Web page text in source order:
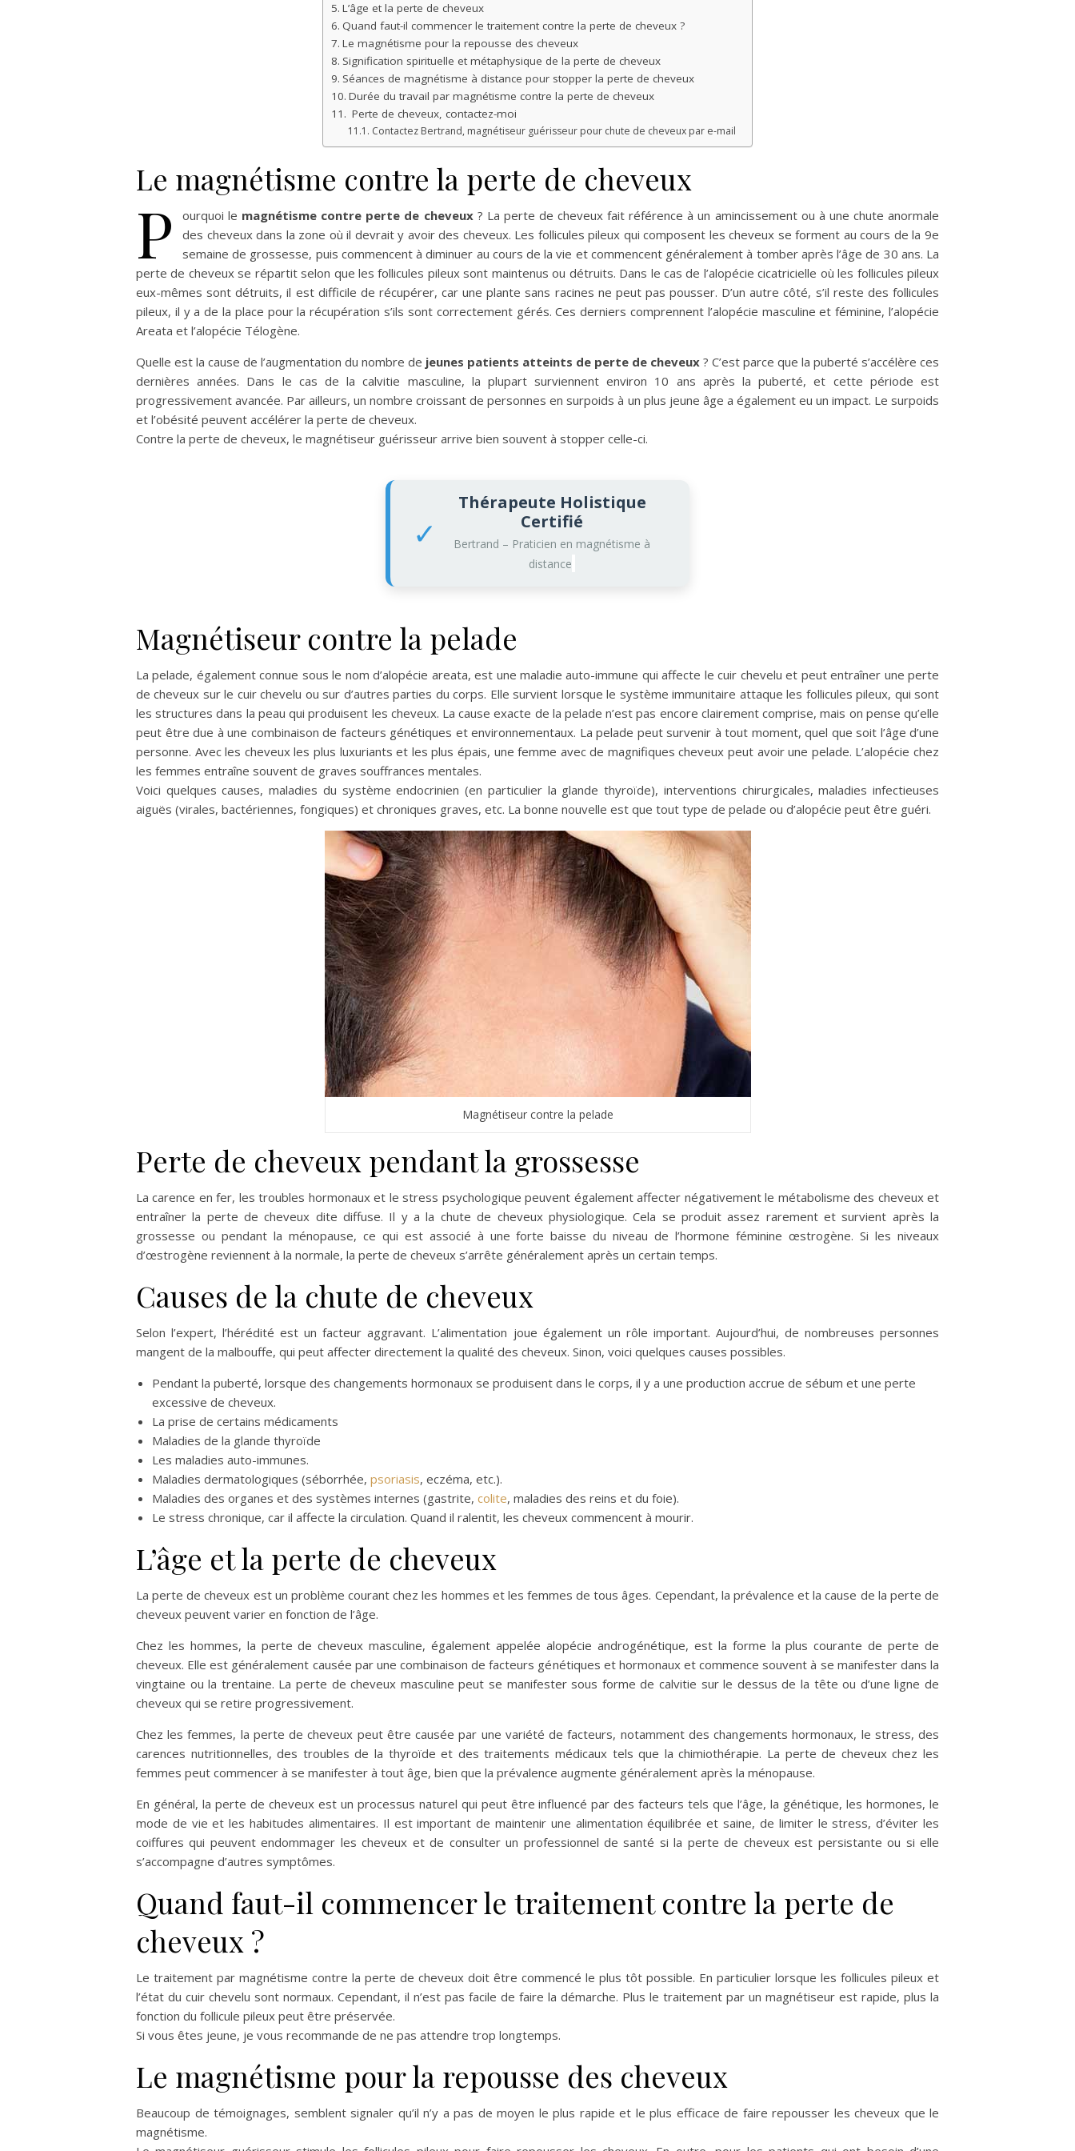
L’âge et la perte de cheveux
Quand faut-il commencer le traitement contre la perte de cheveux ?
Le magnétisme pour la repousse des cheveux
Signification spirituelle et métaphysique de la perte de cheveux
Séances de magnétisme à distance pour stopper la perte de cheveux
Durée du travail par magnétisme contre la perte de cheveux
Perte de cheveux, contactez-moi
Contactez Bertrand, magnétiseur guérisseur pour chute de cheveux par e-mail
Le magnétisme contre la perte de cheveux
P ourquoi le magnétisme contre perte de cheveux? La perte de cheveux fait référence à un amincissement ou à une chute anormale
des cheveux dans la zone où il devrait y avoir des cheveux. Les follicules pileux qui composent les cheveux se forment au cours de la 9e
semaine de grossesse, puis commencent à diminuer au cours de la vie et commencent généralement à tomber après l’âge de 30 ans. La
perte de cheveux se répartit selon que les follicules pileux sont maintenus ou détruits. Dans le cas de l’alopécie cicatricielle où les follicules pileux
eux-mêmes sont détruits, il est difficile de récupérer, car une plante sans racines ne peut pas pousser. D’un autre côté, s’il reste des follicules
pileux, il y a de la place pour la récupération s’ils sont correctement gérés. Ces derniers comprennent l’alopécie masculine et féminine, l’alopécie
Areata et l’alopécie Télogène.
Quelle est la cause de l’augmentation du nombre de jeunes patients atteints de perte de cheveux ? C’est parce que la puberté s’accélère ces
dernières années. Dans le cas de la calvitie masculine, la plupart surviennent environ 10 ans après la puberté, et cette période est
progressivement avancée. Par ailleurs, un nombre croissant de personnes en surpoids à un plus jeune âge a également eu un impact. Le surpoids
et l’obésité peuvent accélérer la perte de cheveux.
Contre la perte de cheveux, le magnétiseur guérisseur arrive bien souvent à stopper celle-ci.
✓
Thérapeute Holistique
Certifié
Bertrand – Praticien en magnétisme à
distance
Magnétiseur contre la pelade
La pelade, également connue sous le nom d’alopécie areata, est une maladie auto-immune qui affecte le cuir chevelu et peut entraîner une perte
de cheveux sur le cuir chevelu ou sur d’autres parties du corps. Elle survient lorsque le système immunitaire attaque les follicules pileux, qui sont
les structures dans la peau qui produisent les cheveux. La cause exacte de la pelade n’est pas encore clairement comprise, mais on pense qu’elle
peut être due à une combinaison de facteurs génétiques et environnementaux. La pelade peut survenir à tout moment, quel que soit l’âge d’une
personne. Avec les cheveux les plus luxuriants et les plus épais, une femme avec de magnifiques cheveux peut avoir une pelade. L’alopécie chez
les femmes entraîne souvent de graves souffrances mentales.
Voici quelques causes, maladies du système endocrinien (en particulier la glande thyroïde), interventions chirurgicales, maladies infectieuses
aiguës (virales, bactériennes, fongiques) et chroniques graves, etc. La bonne nouvelle est que tout type de pelade ou d’alopécie peut être guéri.
Magnétiseur contre la pelade
Perte de cheveux pendant la grossesse
La carence en fer, les troubles hormonaux et le stress psychologique peuvent également affecter négativement le métabolisme des cheveux et
entraîner la perte de cheveux dite diffuse. Il y a la chute de cheveux physiologique. Cela se produit assez rarement et survient après la
grossesse ou pendant la ménopause, ce qui est associé à une forte baisse du niveau de l’hormone féminine œstrogène. Si les niveaux
d’œstrogène reviennent à la normale, la perte de cheveux s’arrête généralement après un certain temps.
Causes de la chute de cheveux
Selon l’expert, l’hérédité est un facteur aggravant. L’alimentation joue également un rôle important. Aujourd’hui, de nombreuses personnes
mangent de la malbouffe, qui peut affecter directement la qualité des cheveux. Sinon, voici quelques causes possibles.
Pendant la puberté, lorsque des changements hormonaux se produisent dans le corps, il y a une production accrue de sébum et une perte
excessive de cheveux.
La prise de certains médicaments
Maladies de la glande thyroïde
Les maladies auto-immunes.
Maladies dermatologiques (séborrhée, psoriasis, eczéma, etc.).
Maladies des organes et des systèmes internes (gastrite, colite, maladies des reins et du foie).
Le stress chronique, car il affecte la circulation. Quand il ralentit, les cheveux commencent à mourir.
L’âge et la perte de cheveux
La perte de cheveux est un problème courant chez les hommes et les femmes de tous âges. Cependant, la prévalence et la cause de la perte de
cheveux peuvent varier en fonction de l’âge.
Chez les hommes, la perte de cheveux masculine, également appelée alopécie androgénétique, est la forme la plus courante de perte de
cheveux. Elle est généralement causée par une combinaison de facteurs génétiques et hormonaux et commence souvent à se manifester dans la
vingtaine ou la trentaine. La perte de cheveux masculine peut se manifester sous forme de calvitie sur le dessus de la tête ou d’une ligne de
cheveux qui se retire progressivement.
Chez les femmes, la perte de cheveux peut être causée par une variété de facteurs, notamment des changements hormonaux, le stress, des
carences nutritionnelles, des troubles de la thyroïde et des traitements médicaux tels que la chimiothérapie. La perte de cheveux chez les
femmes peut commencer à se manifester à tout âge, bien que la prévalence augmente généralement après la ménopause.
En général, la perte de cheveux est un processus naturel qui peut être influencé par des facteurs tels que l’âge, la génétique, les hormones, le
mode de vie et les habitudes alimentaires. Il est important de maintenir une alimentation équilibrée et saine, de limiter le stress, d’éviter les
coiffures qui peuvent endommager les cheveux et de consulter un professionnel de santé si la perte de cheveux est persistante ou si elle
s’accompagne d’autres symptômes.
Quand faut-il commencer le traitement contre la perte de
cheveux ?
Le traitement par magnétisme contre la perte de cheveux doit être commencé le plus tôt possible. En particulier lorsque les follicules pileux et
l’état du cuir chevelu sont normaux. Cependant, il n’est pas facile de faire la démarche. Plus le traitement par un magnétiseur est rapide, plus la
fonction du follicule pileux peut être préservée.
Si vous êtes jeune, je vous recommande de ne pas attendre trop longtemps.
Le magnétisme pour la repousse des cheveux
Beaucoup de témoignages, semblent signaler qu’il n’y a pas de moyen le plus rapide et le plus efficace de faire repousser les cheveux que le
magnétisme.